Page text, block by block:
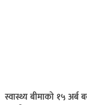
स्वास्थ्य बीमाको १५ अर्ब